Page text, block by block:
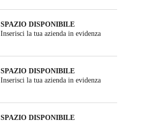
SPAZIO DISPONIBILE
Inserisci la tua azienda in evidenza
SPAZIO DISPONIBILE
Inserisci la tua azienda in evidenza
SPAZIO DISPONIBILE